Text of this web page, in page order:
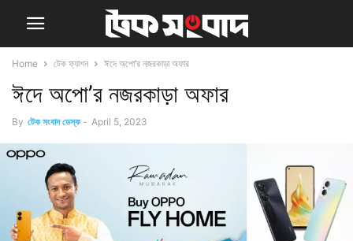
Home টেক ফ্যাশন ঈদে অপো’র নজরকাড়া অফার
ঈদে অপো’র নজরকাড়া অফার
By টেক সংবাদ ডেস্ক - April 5, 2023